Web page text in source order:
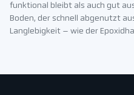
funktional bleibt als auch gut
Boden, der schnell abgenutzt
Langlebigkeit – wie der